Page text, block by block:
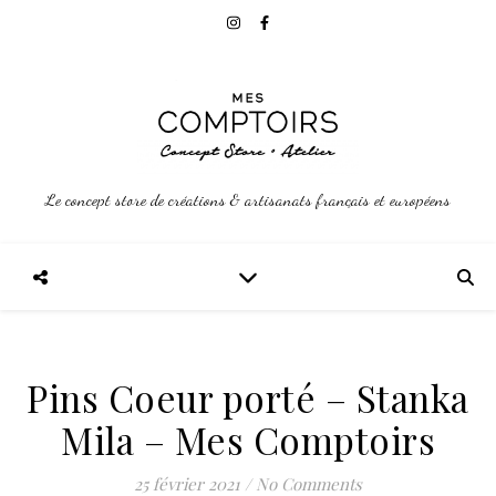
Le concept store de créations & artisanats français et européens
Pins Coeur porté – Stanka
Mila – Mes Comptoirs
25 février 2021 / No Comments